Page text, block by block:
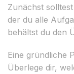
Zunächst
der du alle
behältst du den
Eine gründliche
Überlege dir,